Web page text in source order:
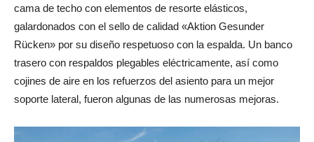
cama de techo con elementos de resorte elásticos,
galardonados con el sello de calidad «Aktion Gesunder
Rücken» por su diseño respetuoso con la espalda. Un banco
trasero con respaldos plegables eléctricamente, así como
cojines de aire en los refuerzos del asiento para un mejor
soporte lateral, fueron algunas de las numerosas mejoras.